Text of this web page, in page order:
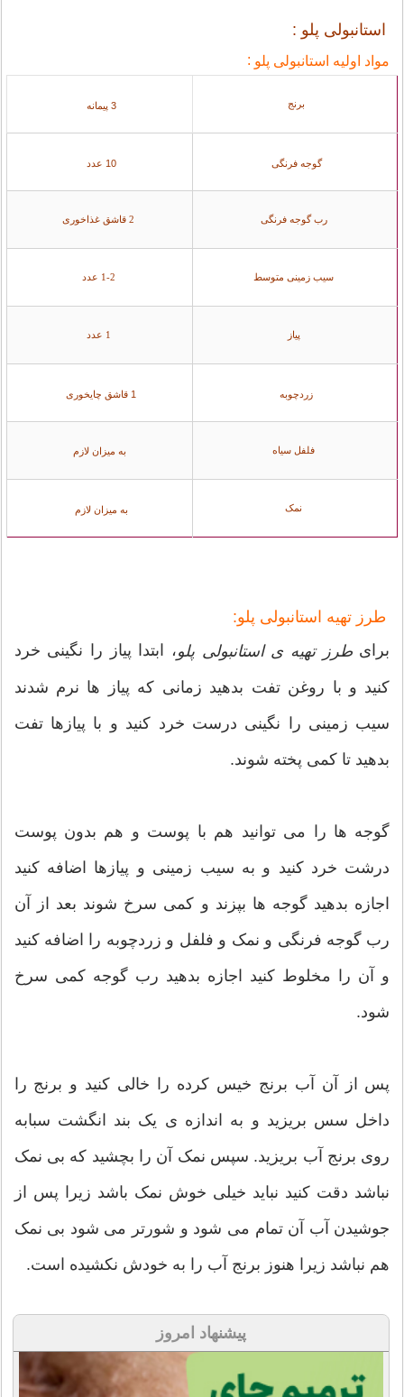
استانبولی پلو :
مواد اولیه استانبولی پلو :
برنج 3 پیمانه
گوجه فرنگی 10 عدد
رب گوجه فرنگی
سیب زمینی متوسط
پیاز
زردچوبه 1 قاشق چایخوری
فلفل سیاه به میزان لازم
نمک به میزان لازم
طرز تهیه استانبولی پلو:
برایطرز تهیه ی استانبولی پلو، ابتدا پیاز را نگینی خرد
کنید و با روغن تفت بدهید زمانی که پیاز ها نرم شدند
سیب زمینی را نگینی درست خرد کنید و با پیازها تفت
بدهید تا کمی پخته شوند.
گوجه ها را می توانید هم با پوست و هم بدون پوست
درشت خرد کنید و به سیب زمینی و پیازها اضافه کنید
اجازه بدهید گوجه ها بپزند و کمی سرخ شوند بعد از آن
رب گوجه فرنگی و نمک و فلفل و زردچوبه را اضافه کنید
و آن را مخلوط کنید اجازه بدهید رب گوجه کمی سرخ
شود.
پس از آن آب برنج خیس کرده را خالی کنید و برنج را
داخل سس بریزید و به اندازه ی یک بند انگشت سبابه
روی برنج آب بریزید. سپس نمک آن را بچشید که بی نمک
نباشد دقت کنید نباید خیلی خوش نمک باشد زیرا پس از
جوشیدن آب آن تمام می شود و شورتر می شود بی نمک
هم نباشد زیرا هنوز برنج آب را به خودش نکشیده است.
پیشنهاد امروز